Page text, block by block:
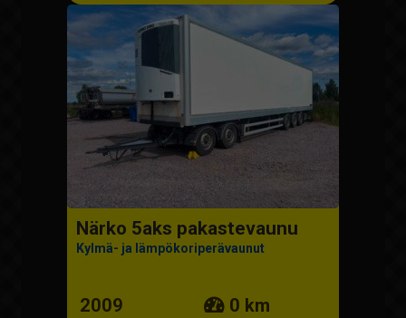
Närko 5aks pakastevaunu
Kylmä- ja lämpökoriperävaunut
2009 0 km